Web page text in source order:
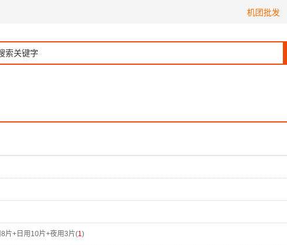
机团批发
8片+日用10片+夜用3片(1)